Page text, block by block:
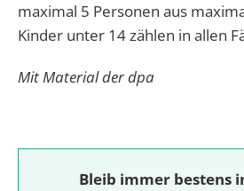
maximal 5 Personen aus
Kinder unter 14 zählen in allen
Mit Material der dpa
Bleib immer bestens